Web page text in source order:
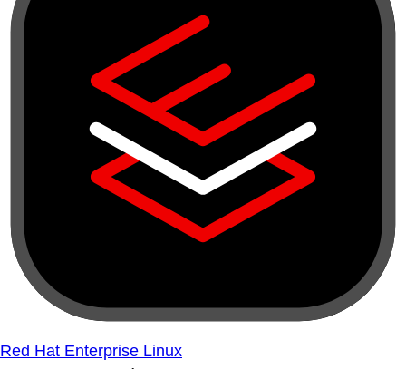
Red Hat Enterprise Linux